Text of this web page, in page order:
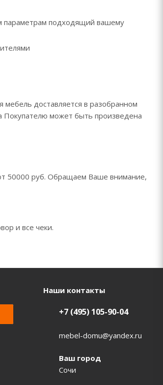
параметрам подходящий вашему
мебель доставляется в разобранном
Покупателю может быть произведена
50000 руб. Обращаем Ваше внимание,
и все чеки.
Наши контакты
+7 (495) 105-90-04
mebel-domu@yandex.ru
Ваш город
Сочи